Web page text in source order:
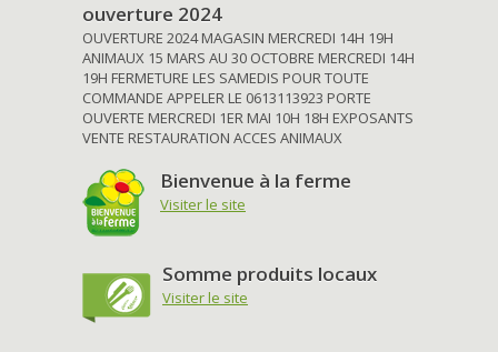
ouverture 2024
OUVERTURE 2024 MAGASIN MERCREDI 14H 19H
ANIMAUX 15 MARS AU 30 OCTOBRE MERCREDI 14H
19H FERMETURE LES SAMEDIS POUR TOUTE
COMMANDE APPELER LE 0613113923 PORTE
OUVERTE MERCREDI 1ER MAI 10H 18H EXPOSANTS
VENTE RESTAURATION ACCES ANIMAUX
Bienvenue à la ferme
Visiter le site
Somme produits locaux
Visiter le site